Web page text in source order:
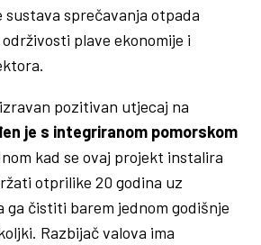
sustava sprečavanja otpada
plave ekonomije i
pozitivan utjecaj na
je s integriranom pomorskom
kad se ovaj projekt instalira
otprilike 20 godina uz
ga čistiti barem jednom godišnje
Razbijač valova ima